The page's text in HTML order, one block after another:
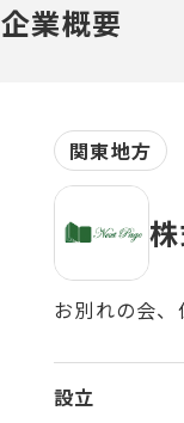
企業概要
関東地方
お別れの会
設立